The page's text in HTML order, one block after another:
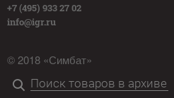
+7 (495) 933 27 02
info@igr.ru
© 2018 «Симбат»